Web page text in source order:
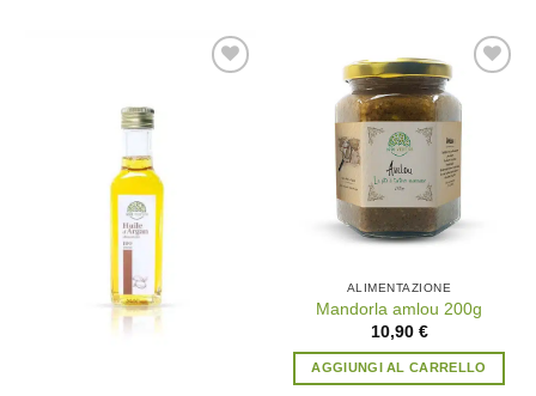
Aggiungi
alla lista
desideri
ALIMENTAZIONE
Mandorla amlou 200g
10,90 €
AGGIUNGI AL CARRELLO